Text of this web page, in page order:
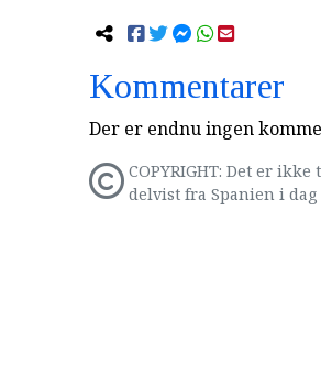
Kommentarer
Der er endnu ingen
COPYRIGHT: Det er
delvist fra Spanien i dag